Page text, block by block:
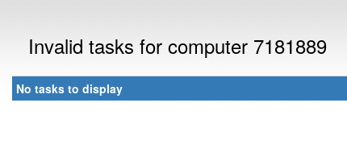
Invalid tasks for computer 7181889
No tasks to display